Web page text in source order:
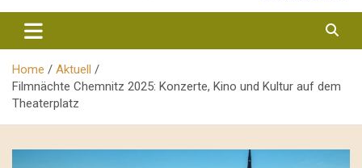
Vogtlandstreicher
Home
Aktuell
Filmnächte Chemnitz 2025: Konzerte, Kino und Kultur auf dem
Theaterplatz